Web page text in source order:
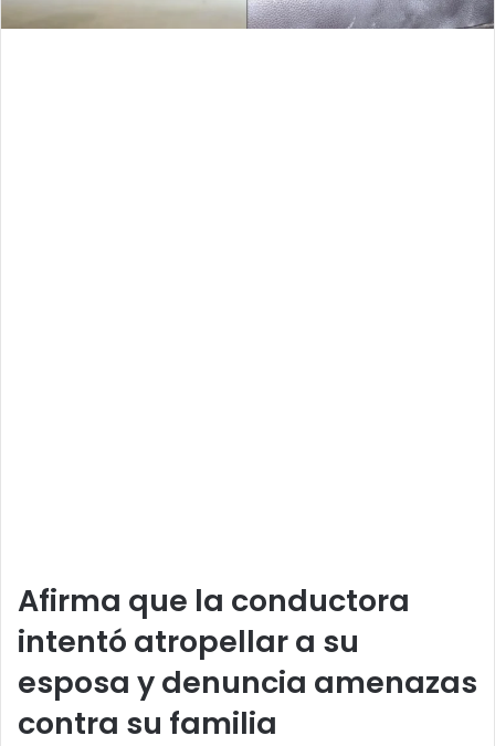
Afirma que la conductora
intentó atropellar a su
esposa y denuncia amenazas
contra su familia